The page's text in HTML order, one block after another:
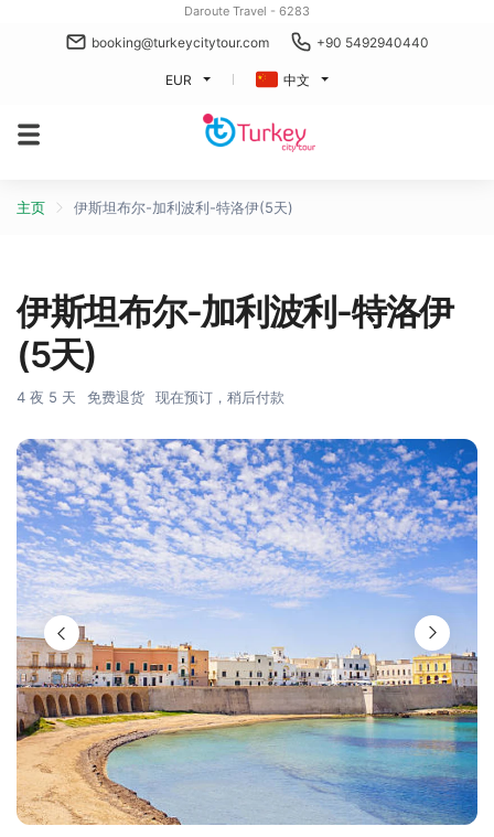
Daroute Travel - 6283
booking@turkeycitytour.com +90 5492940440
EUR 中文
主页 伊斯坦布尔-加利波利-特洛伊(5天)
伊斯坦布尔-加利波利-特洛伊
(5天)
4 夜 5 天 免费退货 现在预订，稍后付款